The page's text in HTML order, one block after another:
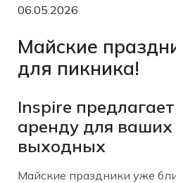
06.05.2026
Майские
для пикника!
Inspire
аренду для
выходных
Майские праздники уже